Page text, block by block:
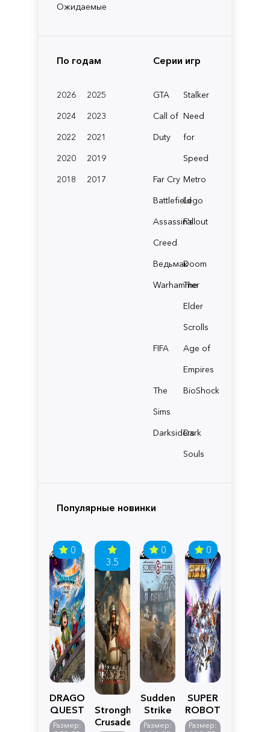
Ожидаемые
По годам
2026
2025
2024
2023
2022
2021
2020
2019
2018
2017
Серии игр
GTA
Stalker
Call of
Duty
Need
for
Speed
Far Cry Metro
BattlefieldLego
Assassin's
Creed
Fallout
ВедьмакDoom
Warhammer
The
Elder
Scrolls
FIFA
Age of
Empires
The
Sims
BioShock
Darksiders
Dark
Souls
Популярные новинки
0
DRAGON
QUEST
VII
Размер:
3.5
Stronghold
Crusader:
0
Sudden
Strike
5
Размер:
0
SUPER
ROBOT
WARS
Размер: